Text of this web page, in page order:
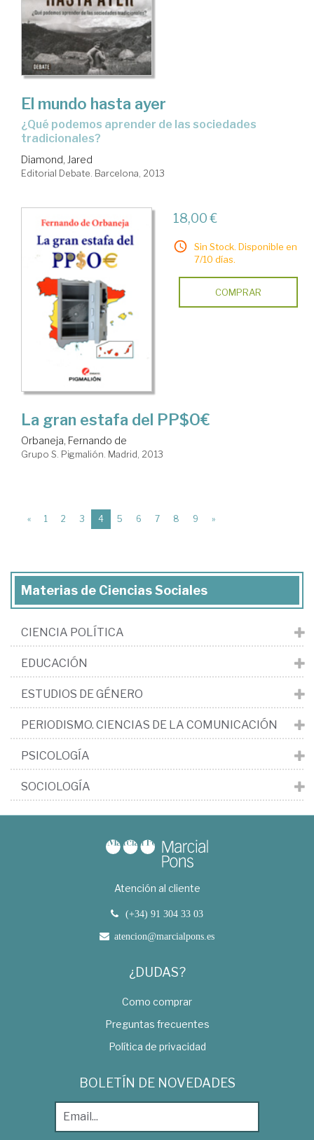
El mundo hasta ayer
¿qué podemos aprender de las sociedades
tradicionales?
Diamond, Jared
Editorial Debate. Barcelona, 2013
18,00 €
Sin Stock. Disponible en
7/10 días.
COMPRAR
La gran estafa del PP$O€
Orbaneja, Fernando de
Grupo S. Pigmalión. Madrid, 2013
« 1 2 3 4(current)
5 6 7 8 9 »
Materias de Ciencias Sociales
CIENCIA POLÍTICA
EDUCACIÓN
ESTUDIOS DE GÉNERO
PERIODISMO. CIENCIAS DE LA COMUNICACIÓN
PSICOLOGÍA
SOCIOLOGÍA
Atención al cliente
(+34) 91 304 33 03
atencion@marcialpons.es
¿DUDAS?
Como comprar
Preguntas frecuentes
Política de privacidad
BOLETÍN DE NOVEDADES